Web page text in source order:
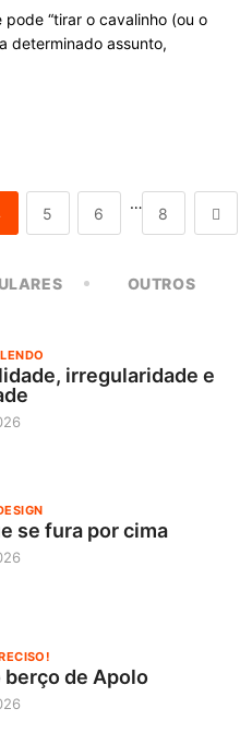
“tirar o cavalinho (ou o
determinado assunto,
5 6
…
8
OUTROS
irregularidade e
se fura por cima
berço de Apolo